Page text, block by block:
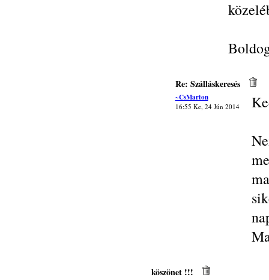
Re: Szálláskeresés
~CsMarton
16:55 Ke, 24 Jún 2014
köszönet !!!